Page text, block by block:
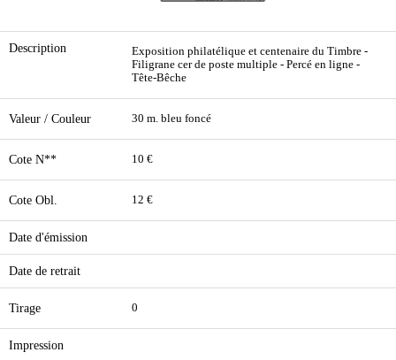
Description
Exposition philatélique et centenaire du Timbre -
Filigrane cer de poste multiple - Percé en ligne -
Tête-Bêche
Valeur / Couleur 30 m. bleu foncé
Cote N** 10 €
Cote Obl. 12 €
Date d'émission
Date de retrait
Tirage 0
Impression